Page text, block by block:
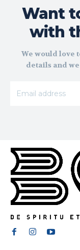
Want
with
We would love
details and